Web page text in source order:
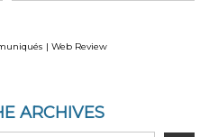
Zhang
| Web Review
ARCHIVES